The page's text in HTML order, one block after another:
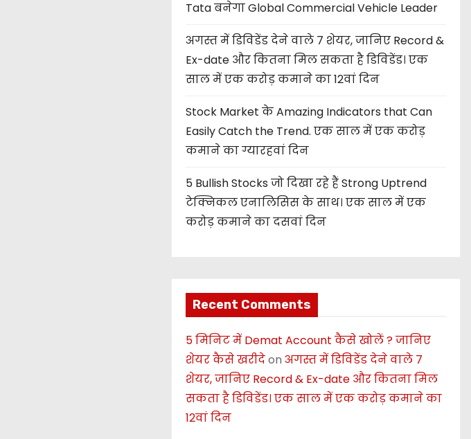
Tata बनेगा Global Commercial Vehicle Leader
अगस्त में डिविडेंड देने वाले 7 शेयर, जानिए Record &
Ex-date और कितना मिल सकता है डिविडेंड। एक
साल में एक करोड़ कमाने का 12वां दिन
Stock Market के Amazing Indicators that Can
Easily Catch the Trend. एक साल में एक करोड़
कमाने का ग्यारहवां दिन
5 Bullish Stocks जो दिखा रहे हैं Strong Uptrend
टेक्निकल एनालिसिस के साथ। एक साल में एक
करोड़ कमाने का दसवां दिन
Recent Comments
5 मिनिट में Demat Account कैसे खोलें ? जानिए
शेयर कैसे खरीदेon अगस्त में डिविडेंड देने वाले 7
शेयर, जानिए Record & Ex-date और कितना मिल
सकता है डिविडेंड। एक साल में एक करोड़ कमाने का
12वां दिन